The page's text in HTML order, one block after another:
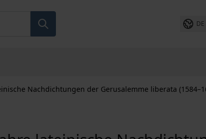
DE
Nachdichtungen der Gerusalemme liberata